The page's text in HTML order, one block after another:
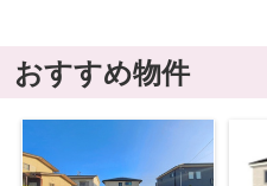
おすすめ物件